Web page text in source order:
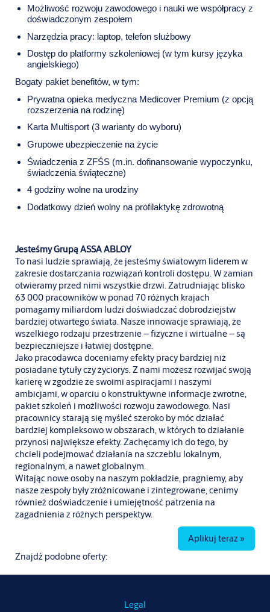
Możliwość rozwoju zawodowego i nauki we współpracy z
doświadczonym zespołem
Narzędzia pracy: laptop, telefon służbowy
Dostęp do platformy szkoleniowej (w tym kursy języka
angielskiego)
Bogaty pakiet benefitów, w tym:
Prywatna opieka medyczna Medicover Premium (z opcją
rozszerzenia na rodzinę)
Karta Multisport (3 warianty do wyboru)
Grupowe ubezpieczenie na życie
Świadczenia z ZFŚS (m.in. dofinansowanie wypoczynku,
świadczenia świąteczne)
4 godziny wolne na urodziny
Dodatkowy dzień wolny na profilaktykę zdrowotną
Jesteśmy Grupą ASSA ABLOY
To nasi ludzie sprawiają, że jesteśmy światowym liderem w
zakresie dostarczania rozwiązań kontroli dostępu. W zamian
otwieramy przed nimi wszystkie drzwi. Zatrudniając blisko
63 000 pracowników w ponad 70 różnych krajach
pomagamy miliardom ludzi doświadczać dobrodziejstw
bardziej otwartego świata. Nasze innowacje sprawiają, że
wszelkiego rodzaju przestrzenie – fizyczne i wirtualne – są
bezpieczniejsze i łatwiej dostępne.
Jako pracodawca doceniamy efekty pracy bardziej niż
posiadane tytuły czy życiorys. Z nami możesz rozwijać swoją
karierę w zgodzie ze swoimi aspiracjami i naszymi
ambicjami, w oparciu o konstruktywne informacje zwrotne,
pakiet szkoleń i możliwości rozwoju zawodowego. Nasi
pracownicy starają się myśleć szeroko by móc działać
bardziej kompleksowo w obszarach, w których to działanie
przynosi największe efekty. Zachęcamy ich do tego, by
chcieli podejmować działania na szczeblu lokalnym,
regionalnym, a nawet globalnym.
Witając nowe osoby na naszym pokładzie, pragniemy, aby
nasze zespoły były zróżnicowane i zintegrowane, cenimy
również doświadczenie i umiejętność patrzenia na
zagadnienia z różnych perspektyw.
Aplikuj teraz »
Znajdź podobne oferty:
Legal